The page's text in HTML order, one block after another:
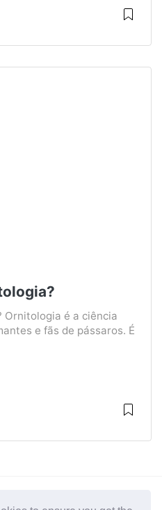
Ornitologia é a ciência
e fãs de pássaros. É